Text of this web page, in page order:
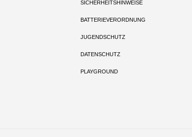
SICHERHEITSHINWEISE
BATTERIEVERORDNUNG
JUGENDSCHUTZ
DATENSCHUTZ
PLAYGROUND